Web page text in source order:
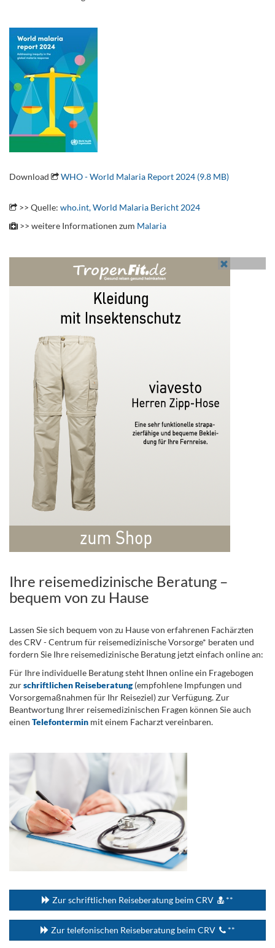
Download
WHO - World Malaria Report 2024 (9.8 MB)
>> Quelle: who.int, World Malaria Bericht 2024
>> weitere Informationen zum Malaria
Ihre reisemedizinische Beratung –
bequem von zu Hause
Lassen Sie sich bequem von zu Hause von erfahrenen Fachärzten
des CRV - Centrum für reisemedizinische Vorsorge* beraten und
fordern Sie Ihre reisemedizinische Beratung jetzt einfach online an:
Für Ihre individuelle Beratung steht Ihnen online ein Fragebogen
zurschriftlichen Reiseberatung(empfohlene Impfungen und
Vorsorgemaßnahmen für Ihr Reiseziel) zur Verfügung. Zur
Beantwortung Ihrer reisemedizinischen Fragen können Sie auch
einen Telefontermin mit einem Facharzt vereinbaren.
Zur schriftlichen Reiseberatung beim CRV **
Zur telefonischen Reiseberatung beim CRV **